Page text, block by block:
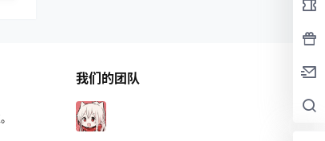
我们的团队